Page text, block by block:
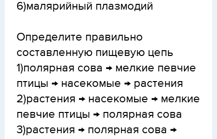
6)малярийный плазмодий
Определите правильно
составленную пищевую цепь
1)полярная сова → мелкие певчие
птицы → насекомые → растения
2)растения → насекомые → мелкие
певчие птицы → полярная сова
3)растения → полярная сова →